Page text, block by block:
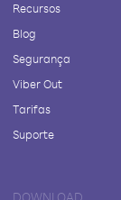
Recursos
Blog
Segurança
Viber Out
Tarifas
Suporte
DOWNLOAD